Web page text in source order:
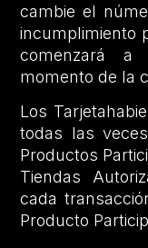
cambie el
incumplimiento
comenzará a
momento de la
Los
todas las
Productos
Tiendas
cada
Producto